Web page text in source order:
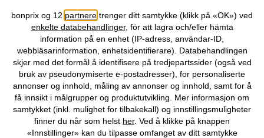
Topkategorier / Sesongvarer
Du kan også finne oss på
Personopplysninger Cookie-innstillinger
Om Oss Angre kjøp
bonprix og 12 partnere trenger ditt samtykke (klikk på «OK») ved
enkelte databehandlinger, för att lagra och/eller hämta
information på en enhet (IP-adress, användar-ID,
webbläsarinformation, enhetsidentifierare). Databehandlingen
skjer med det formål å identifisere på tredjepartssider (også ved
bruk av pseudonymiserte e-postadresser), for personaliserte
annonser og innhold, måling av annonser og innhold, samt for å
få innsikt i målgrupper og produktutvikling. Mer informasjon om
samtykket (inkl. mulighet for tilbakekall) og innstillingsmuligheter
finner du når som helst her. Ved å klikke på knappen
«Innstillinger» kan du tilpasse omfanget av ditt samtykke